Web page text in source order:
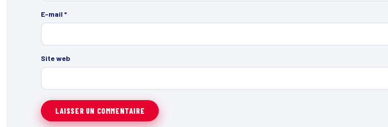
E-mail *
Site web